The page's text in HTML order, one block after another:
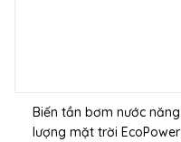
Biến tần bơm nước năng
lượng mặt trời EcoPower